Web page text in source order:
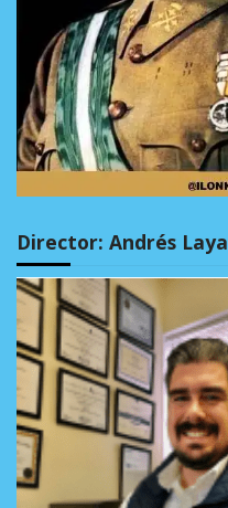
Director: Andrés Laya